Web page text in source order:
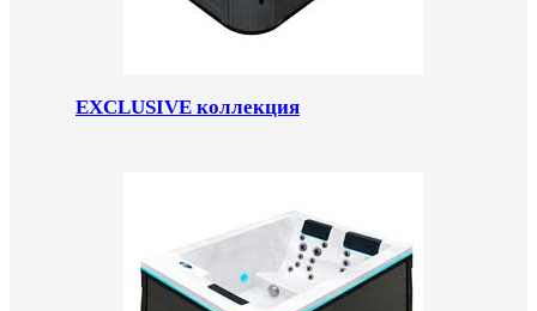
EXCLUSIVE коллекция